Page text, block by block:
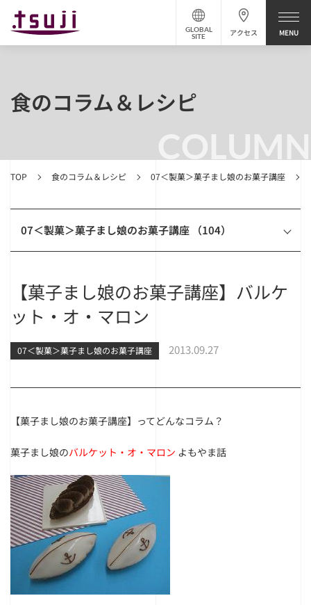
アクセス
GLOBAL
SITE
COLUMN
TOP 食のコラム＆レシピ 07＜製菓＞菓子まし娘のお菓子講座
食のコラム＆レシピ
07＜製菓＞菓子まし娘のお菓子講座 （104）
【菓子まし娘のお菓子講座】バルケ
ット・オ・マロン
07＜製菓＞菓子まし娘のお菓子講座 2013.09.27
【菓子まし娘のお菓子講座】ってどんなコラム？
菓子まし娘のバルケット・オ・マロン よもやま話